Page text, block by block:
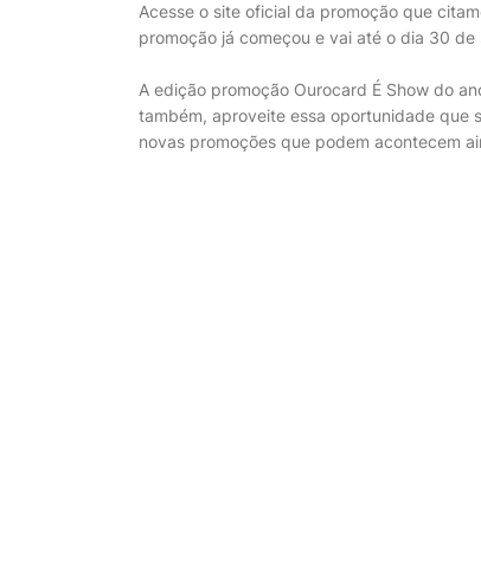
Acesse o site oficial da promoção que
promoção já começou e vai até o dia 30
A edição promoção Ourocard É Show do
também, aproveite essa oportunidade que
novas promoções que podem acontecem